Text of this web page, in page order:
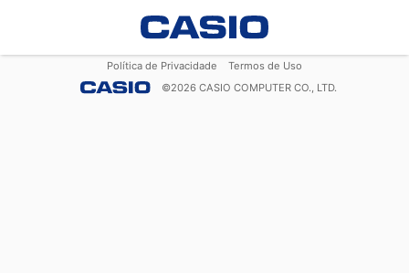
Política de Privacidade
Termos de Uso
©2026 CASIO COMPUTER CO., LTD.